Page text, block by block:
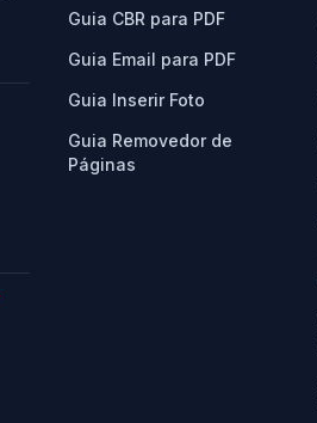
Guia CBR para PDF
Guia Email para PDF
Guia Inserir Foto
Guia Removedor de
Páginas